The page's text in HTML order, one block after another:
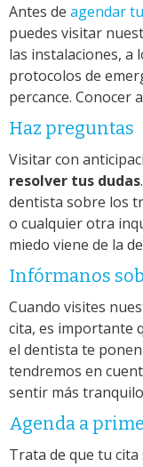
Antes de agendar
puedes visitar
las instalaciones, a
protocolos de
percance. Conocer
Haz preguntas
Visitar con
resolver tus dudas
dentista sobre los
o cualquier otra
miedo viene de la
Infórmanos
Cuando visites
cita, es importante
el dentista te
tendremos en
sentir más
Agenda a
Trata de que tu